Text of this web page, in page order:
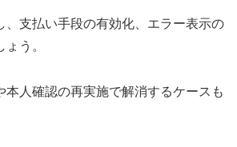
、支払い手段の有効化、エラー表示の
う。
本人確認の再実施で解消するケースも